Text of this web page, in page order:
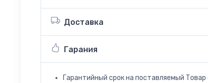
Доставка
Гарания
Гарантийный срок на поставляемый